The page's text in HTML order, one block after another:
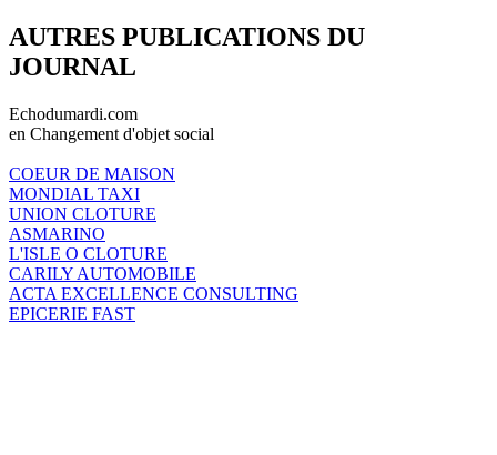
AUTRES PUBLICATIONS DU
JOURNAL
Echodumardi.com
en Changement d'objet social
COEUR DE MAISON
MONDIAL TAXI
UNION CLOTURE
ASMARINO
L'ISLE O CLOTURE
CARILY AUTOMOBILE
ACTA EXCELLENCE CONSULTING
EPICERIE FAST